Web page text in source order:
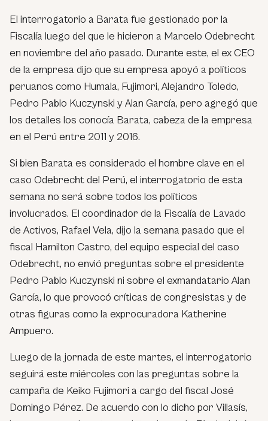
El interrogatorio a Barata fue gestionado por la
Fiscalía luego del que le hicieron a Marcelo Odebrecht
en noviembre del año pasado. Durante este, el ex CEO
de la empresa dijo que su empresa apoyó a políticos
peruanos como Humala, Fujimori, Alejandro Toledo,
Pedro Pablo Kuczynski y Alan García, pero agregó que
los detalles los conocía Barata, cabeza de la empresa
en el Perú entre 2011 y 2016.
Si bien Barata es considerado el hombre clave en el
caso Odebrecht del Perú, el interrogatorio de esta
semana no será sobre todos los políticos
involucrados. El coordinador de la Fiscalía de Lavado
de Activos, Rafael Vela, dijo la semana pasado que el
fiscal Hamilton Castro, del equipo especial del caso
Odebrecht, no envió preguntas sobre el presidente
Pedro Pablo Kuczynski ni sobre el exmandatario Alan
García, lo que provocó críticas de congresistas y de
otras figuras como la exprocuradora Katherine
Ampuero.
Luego de la jornada de este martes, el interrogatorio
seguirá este miércoles con las preguntas sobre la
campaña de Keiko Fujimori a cargo del fiscal José
Domingo Pérez. De acuerdo con lo dicho por Villasís,